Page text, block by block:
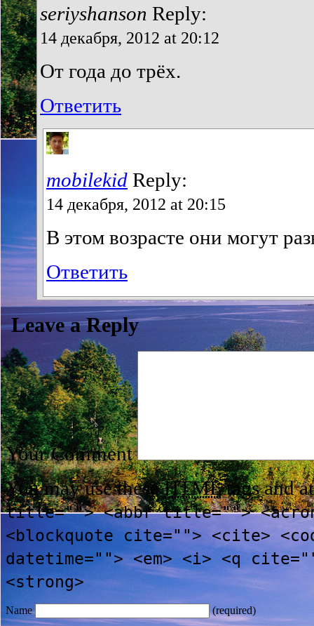
seriyshanson Reply:
14 декабря, 2012 at 20:12
От года до трёх.
Ответить
mobilekid Reply:
14 декабря, 2012 at 20:15
В этом возрасте они могут
Ответить
Leave a Reply
Your Comment
You may use theseHTMLtags and
title=""> <abbr title="">
<blockquote cite=""> <cite>
datetime=""> <em> <i> <q
<strong>
Name (required)